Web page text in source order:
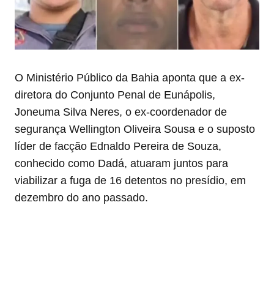
O Ministério Público da Bahia aponta que a ex-
diretora do Conjunto Penal de Eunápolis,
Joneuma Silva Neres, o ex-coordenador de
segurança Wellington Oliveira Sousa e o suposto
líder de facção Ednaldo Pereira de Souza,
conhecido como Dadá, atuaram juntos para
viabilizar a fuga de 16 detentos no presídio, em
dezembro do ano passado.